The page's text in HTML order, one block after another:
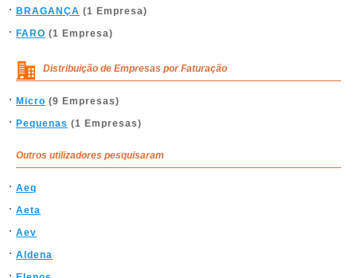
BRAGANÇA (1 Empresa)
FARO (1 Empresa)
Distribuição de Empresas por Faturação
Micro (9 Empresas)
Pequenas (1 Empresas)
Outros utilizadores pesquisaram
Aeq
Aeta
Aev
Aldena